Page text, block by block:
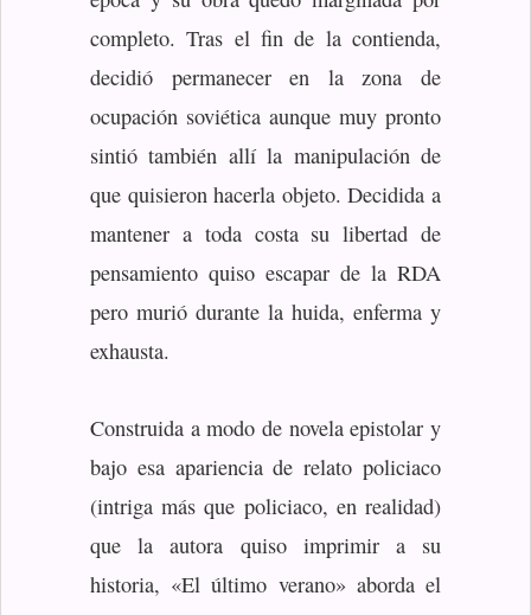
completo. Tras el fin de la contienda,
decidió permanecer en la zona de
ocupación soviética aunque muy pronto
sintió también allí la manipulación de
que quisieron hacerla objeto. Decidida a
mantener a toda costa su libertad de
pensamiento quiso escapar de la RDA
pero murió durante la huida, enferma y
exhausta.
Construida a modo de novela epistolar y
bajo esa apariencia de relato policiaco
(intriga más que policiaco, en realidad)
que la autora quiso imprimir a su
historia, «El último verano» aborda el